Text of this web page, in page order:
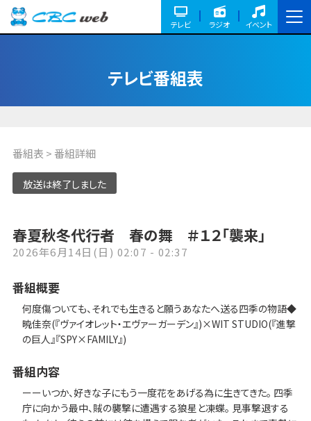
テレビ ラジオ イベント
テレビ番組表
番組表 > 番組詳細
放送は終了しました
春夏秋冬代行者 春の舞 ＃１２「襲来」
2026年6月14日(日) 02:07 - 02:37
番組概要
何度傷ついても、それでも生きると願うあなたへ送る四季の物語◆
暁佳奈(『ヴァイオレット・エヴァーガーデン』)×WIT STUDIO(『進撃
の巨人』『SPY×FAMILY』)
番組内容
ーーいつか、好きな子にもう一度花をあげる為に生きてきた。 四季
庁に向かう最中、賊の襲撃に遭遇する狼星と凍蝶。 見事撃退する